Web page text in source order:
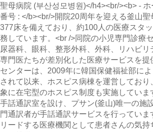
母病院 (부산성모병원)</h4><br/><b> -
号 : </b><br/>開院20周年を迎える釜山
床を備えており、約100人の医療スタ
しています。<br />同院の小児専門診療
器科、眼科、整形外科、外科、リハビ
門医たちが差別化した医療サービスを
ンターは、2009年に韓国保健福祉部に
れて以来、ホスピス病棟を運営してお
に在宅型のホスピス制度も実施してい
話通訳室を設け、プサン(釜山)唯一の施
通訳者が手話通訳サービスを行ってい
ードする医療機関として患者さんの気